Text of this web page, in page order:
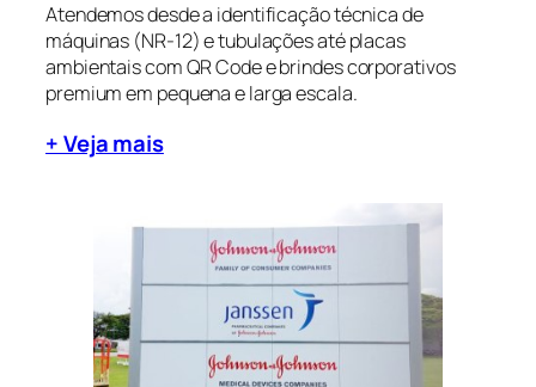
Atendemos desde a identificação técnica de
máquinas (NR-12) e tubulações até placas
ambientais com QR Code e brindes corporativos
premium em pequena e larga escala.
+ Veja mais